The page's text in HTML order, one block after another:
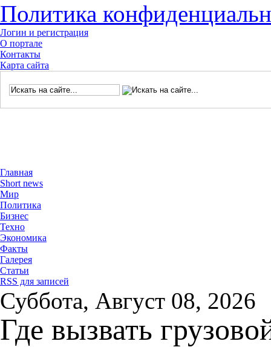
Политика
Логин и регистрация
О портале
Контакты
Карта сайта
Главная
Short news
Мир
Политика
Бизнес
Техно
Экономика
Факты
Галерея
Статьи
RSS для записей
Суббота, Август 08, 2026
Где вызвать